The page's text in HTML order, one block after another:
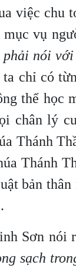
việc chu
vụ
nói
chỉ có
thể học
chân lý
Thánh
Thánh
bản
Sơn nói
sạch